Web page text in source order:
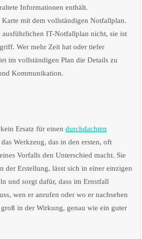
Informationen enthält.
Karte mit dem vollständigen Notfallplan.
ausführlichen IT-Notfallplan nicht, sie ist
Wer mehr Zeit hat oder tiefer
im vollständigen Plan die Details zu
Kommunikation.
Ersatz für einen durchdachten
Werkzeug, das in den ersten, oft
Vorfalls den Unterschied macht. Sie
der Erstellung, lässt sich in einer einzigen
und sorgt dafür, dass im Ernstfall
wen er anrufen oder wo er nachsehen
in der Wirkung, genau wie ein guter